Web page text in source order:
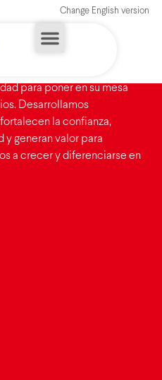
Change English version
experiencia, innovación
para poner en su mesa
Desarrollamos
la confianza,
generan valor para
a crecer y diferenciarse en